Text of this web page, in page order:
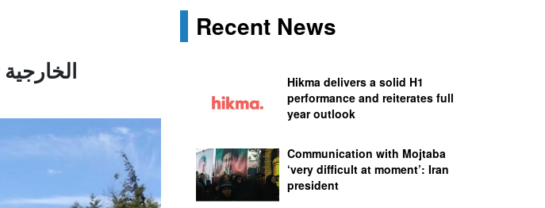
Recent News
Hikma delivers a solid H1
performance and reiterates full
year outlook
Communication with Mojtaba
‘very difficult at moment’: Iran
president